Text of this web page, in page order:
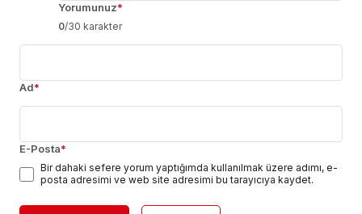
Yorumunuz*
0/30 karakter
Ad*
E-Posta*
Bir dahaki sefere yorum yaptığımda kullanılmak üzere adımı, e-
posta adresimi ve web site adresimi bu tarayıcıya kaydet.